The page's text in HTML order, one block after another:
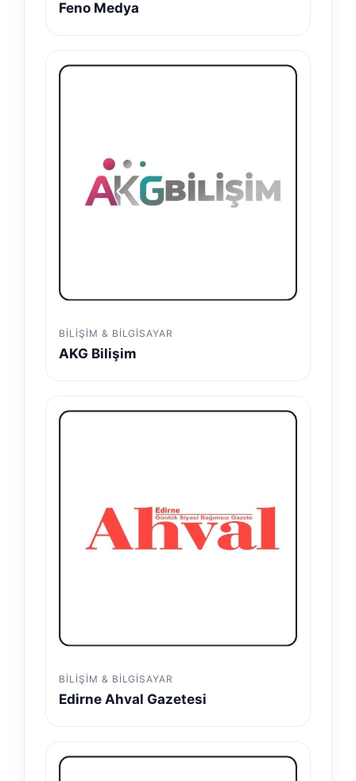
Feno Medya
BILIŞIM & BILGISAYAR
AKG Bilişim
BILIŞIM & BILGISAYAR
Edirne Ahval Gazetesi